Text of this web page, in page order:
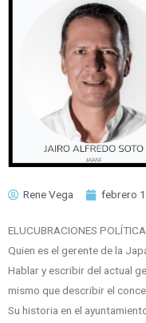
Rene Vega febrero
ELUCUBRACIONES
Quien es el gerente de la
Hablar y escribir del actual
mismo que describir el
Su historia en el